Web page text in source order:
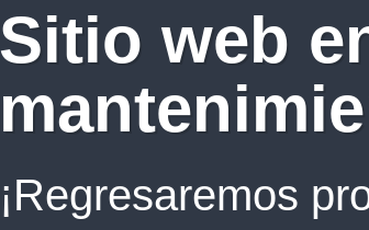
Sitio web
¡Regresaremos